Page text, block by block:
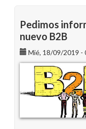
las
de
EOSC
en
el
edificio
Pedimos
nuevo B2B
Mié, 18/09/2019 -